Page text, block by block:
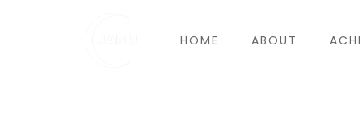
HOME ABOUT